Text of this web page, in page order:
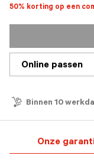
50% korting op een
Online passen
Binnen 10
Onze